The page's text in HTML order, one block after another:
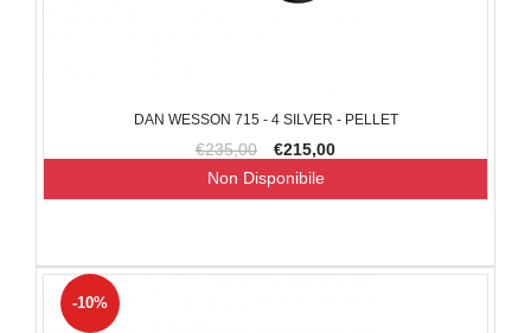
DAN WESSON 715 - 4 SILVER - PELLET
€235,00
€215,00
Non Disponibile
-10%